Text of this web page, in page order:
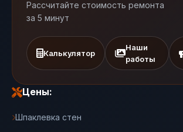
Рассчитайте стоимость ремонта
за 5 минут
Калькулятор
Наши
работы
Цены:
Шпаклевка стен